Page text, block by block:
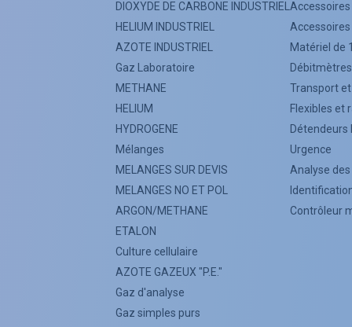
DIOXYDE DE CARBONE INDUSTRIEL
HELIUM INDUSTRIEL
AZOTE INDUSTRIEL
Gaz Laboratoire
METHANE
HELIUM
HYDROGENE
Mélanges
MELANGES SUR DEVIS
MELANGES NO ET POL
ARGON/METHANE
ETALON
Culture cellulaire
AZOTE GAZEUX "P.E."
Gaz d'analyse
Gaz simples purs
Accessoires
Matériel de
Transport
Flexibles et
Détendeurs
Urgence
Analyse
Contrôleur